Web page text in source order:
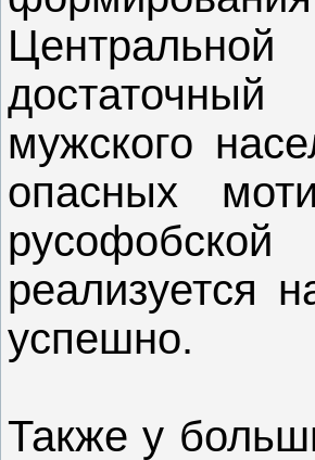
мужского
опасных
реализуется
успешно.
Также у